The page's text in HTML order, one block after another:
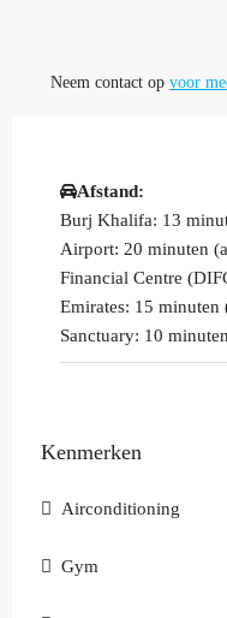
Neem contact op voor
Afstand:
Burj Khalifa: 13
Airport: 20 minuten
Financial Centre
Emirates: 15
Sanctuary: 10
Kenmerken
Airconditioning
Gym